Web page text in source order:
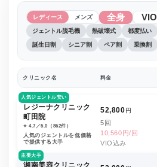
レディース メンズ 全身 VIO
ジェントル脱毛機 熱破壊式 都度払い
誕生日割 シニア割 ペア割 乗換割
クリニック名 料金
人気ジェントル安い
レジーナクリニック
町田院
⭐️ 4.7／5.0（862件）
人気のジェントルを低価格
で提供する大手
52,800円
5回
10,560円/回
VIO込み
主要大手
湘南美容クリニック